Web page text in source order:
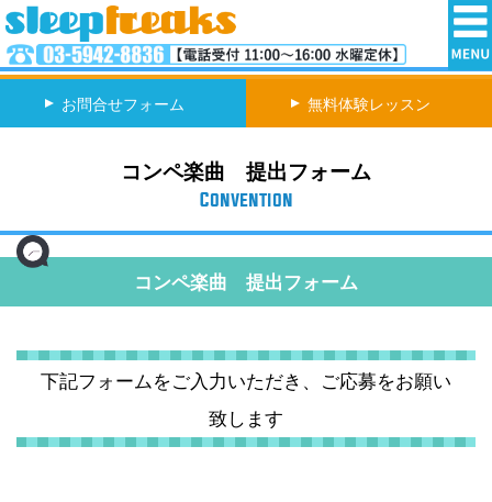
お問合せフォーム 無料体験レッスン
コンペ楽曲 提出フォーム
Convention
コンペ楽曲 提出フォーム
下記フォームをご入力いただき、ご応募をお願い
致します